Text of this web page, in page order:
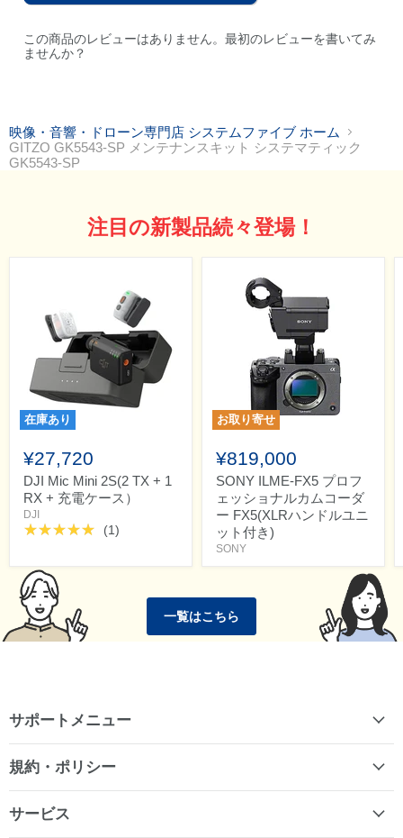
この商品のレビューはありません。最初のレビューを書いてみ
ませんか？
映像・音響・ドローン専門店 システムファイブ ホーム
GITZO GK5543-SP メンテナンスキット システマティック
GK5543-SP
注目の新製品続々登場！
在庫あり
¥27,720
DJI Mic Mini 2S(2 TX + 1
RX + 充電ケース）
DJI
(1)
お取り寄せ
¥819,000
SONY ILME-FX5 プロフ
ェッショナルカムコーダ
ー FX5(XLRハンドルユニ
ット付き)
SONY
一覧はこちら
サポートメニュー
規約・ポリシー
サービス